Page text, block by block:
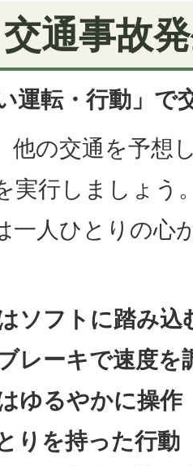
通事故
運転・行動」で
他の交通を予想
実行しましょう
一人ひとりの心
ソフトに踏み込
レーキで速度を
ゆるやかに操作
りを持った行動